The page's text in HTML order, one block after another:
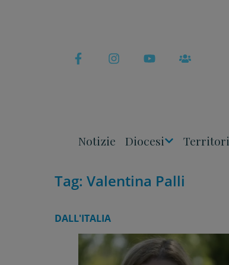
Notizie Diocesi Territori
Tag: Valentina Palli
DALL'ITALIA